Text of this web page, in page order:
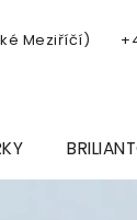
Meziříčí)